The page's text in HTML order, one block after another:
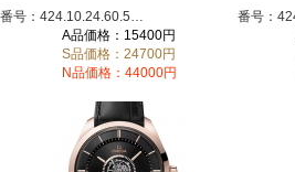
A品価格：15400円
S品価格：24700円
N品価格：44000円